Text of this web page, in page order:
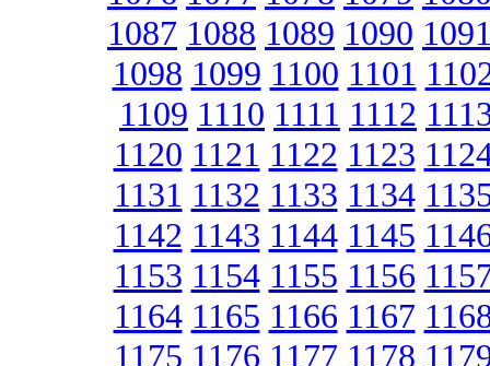
1087 1088 1089 1090
1098 1099 1100 1101
1109 1110 1111 1112
1120 1121 1122 1123
1131 1132 1133 1134
1142 1143 1144 1145
1153 1154 1155 1156
1164 1165 1166 1167
1175 1176 1177 1178